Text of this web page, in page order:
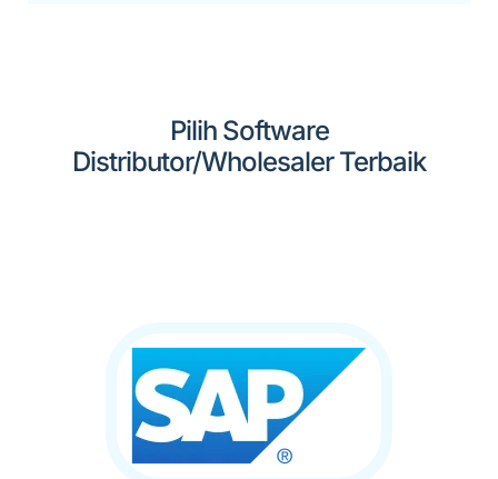
Pilih Software
Distributor/Wholesaler Terbaik